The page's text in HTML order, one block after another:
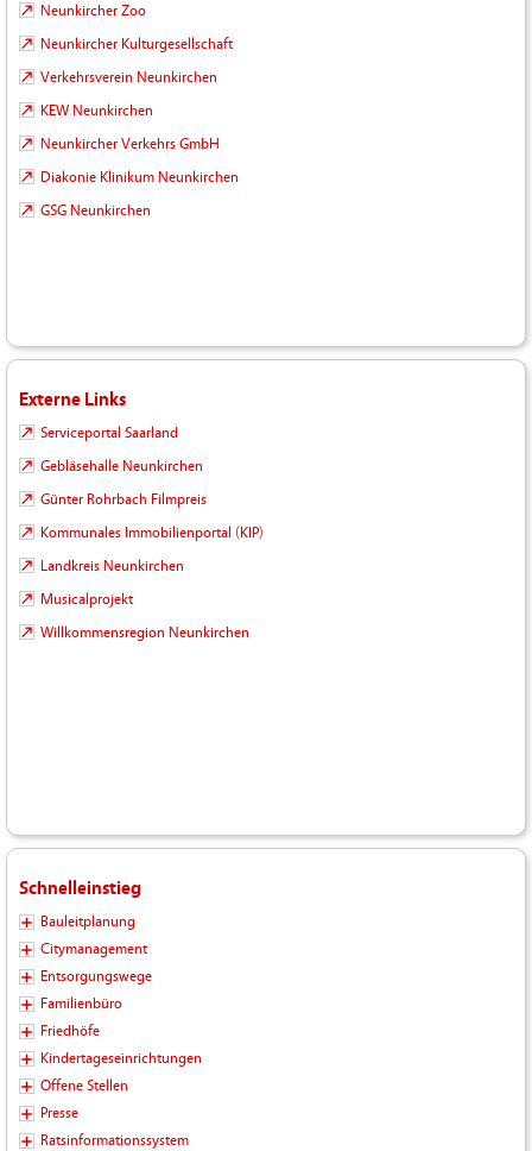
Neunkircher Zoo
Neunkircher Kulturgesellschaft
Verkehrsverein Neunkirchen
KEW Neunkirchen
Neunkircher Verkehrs GmbH
Diakonie Klinikum Neunkirchen
GSG Neunkirchen
Externe Links
Serviceportal Saarland
Gebläsehalle Neunkirchen
Günter Rohrbach Filmpreis
Kommunales Immobilienportal (KIP)
Landkreis Neunkirchen
Musicalprojekt
Willkommensregion Neunkirchen
Schnelleinstieg
Bauleitplanung
Citymanagement
Entsorgungswege
Familienbüro
Friedhöfe
Kindertageseinrichtungen
Offene Stellen
Presse
Ratsinformationssystem